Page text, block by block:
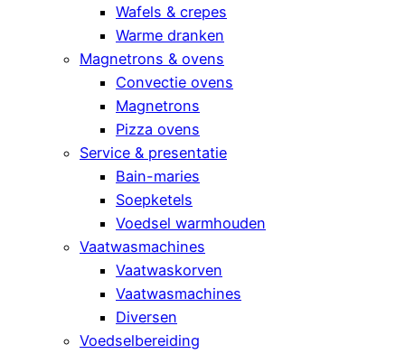
Wafels & crepes
Warme dranken
Magnetrons & ovens
Convectie ovens
Magnetrons
Pizza ovens
Service & presentatie
Bain-maries
Soepketels
Voedsel warmhouden
Vaatwasmachines
Vaatwaskorven
Vaatwasmachines
Diversen
Voedselbereiding